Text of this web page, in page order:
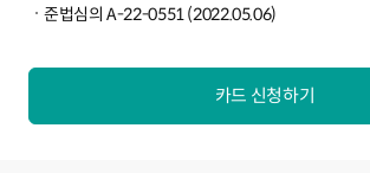
준법심의 A-22-0551 (2022.05.06)
카드 신청하기